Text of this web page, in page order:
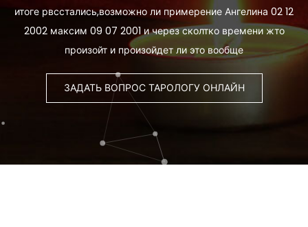
итоге рвсстались,возможно ли примерение Ангелина 02 12
2002 максим 09 07 2001 и через сколтко времени жто
произойт и произойдет ли это вообще
ЗАДАТЬ ВОПРОС ТАРОЛОГУ ОНЛАЙН